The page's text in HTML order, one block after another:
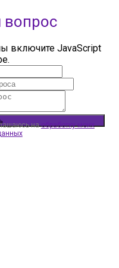
вопрос
включите JavaScript
наобработку моих